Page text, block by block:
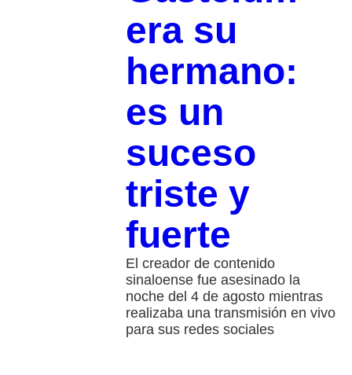
era su
hermano:
es un
suceso
triste y
fuerte
El creador de contenido
sinaloense fue asesinado la
noche del 4 de agosto mientras
realizaba una transmisión en vivo
para sus redes sociales